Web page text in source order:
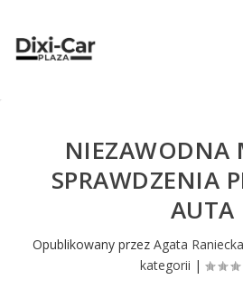
NIEZAWODNA
SPRAWDZENIA
AUTA
Opublikowany przez Agata Raniecka
kategorii |